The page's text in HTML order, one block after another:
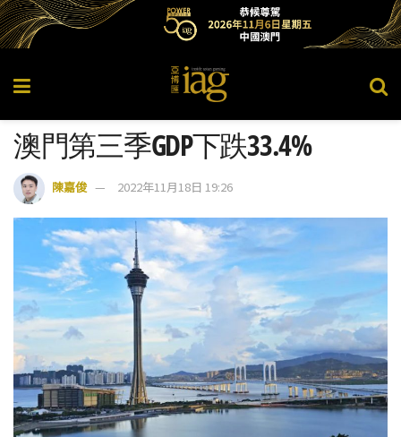
澳門第三季GDP下跌33.4%
陳嘉俊 2022年11月18日 19:26